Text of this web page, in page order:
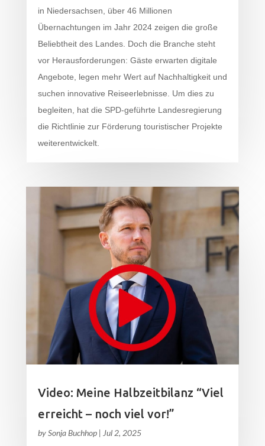
in Niedersachsen, über 46 Millionen
Übernachtungen im Jahr 2024 zeigen die große
Beliebtheit des Landes. Doch die Branche steht
vor Herausforderungen: Gäste erwarten digitale
Angebote, legen mehr Wert auf Nachhaltigkeit und
suchen innovative Reiseerlebnisse. Um dies zu
begleiten, hat die SPD-geführte Landesregierung
die Richtlinie zur Förderung touristischer Projekte
weiterentwickelt.
Video: Meine Halbzeitbilanz “Viel
erreicht – noch viel vor!”
bySonja Buchhop| Jul 2, 2025